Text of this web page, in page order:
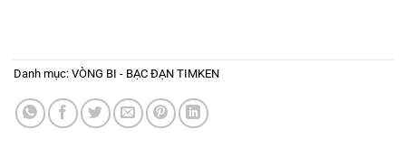
Danh mục: VÒNG BI - BẠC ĐẠN TIMKEN